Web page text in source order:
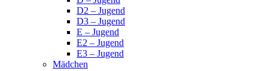
D2 – Jugend
D3 – Jugend
E – Jugend
E2 – Jugend
E3 – Jugend
Mädchen